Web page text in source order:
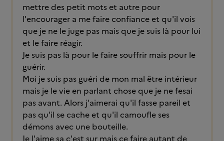
mettre des petit mots et autre pour
l'encourager a me faire confiance et qu'il vois
que je ne le juge pas mais que je suis là pour lui
et le faire réagir.
Je suis pas là pour le faire souffrir mais pour le
guérir.
Moi je suis pas guéri de mon mal être intérieur
mais je le vie en parlant chose que je ne fesai
pas avant. Alors j'aimerai qu'il fasse pareil et
pas qu'il se cache et qu'il camoufle ses
démons avec une bouteille.
Je l'aime sa c'est sur mais ce faire autant de